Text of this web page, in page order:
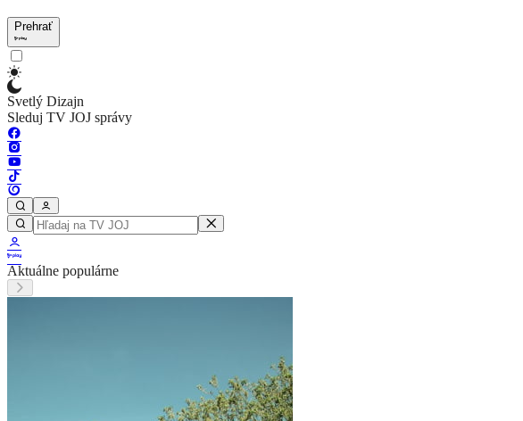
Prehrať
Svetlý Dizajn
Sleduj TV JOJ správy
Aktuálne populárne